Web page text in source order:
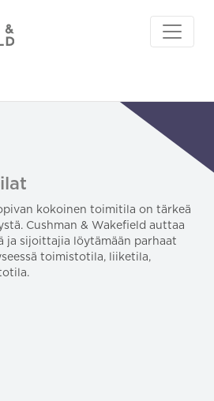
kokoinen toimitila on tärkeä
Cushman & Wakefield auttaa
ja sijoittajia löytämään parhaat
toimistotila, liiketila,